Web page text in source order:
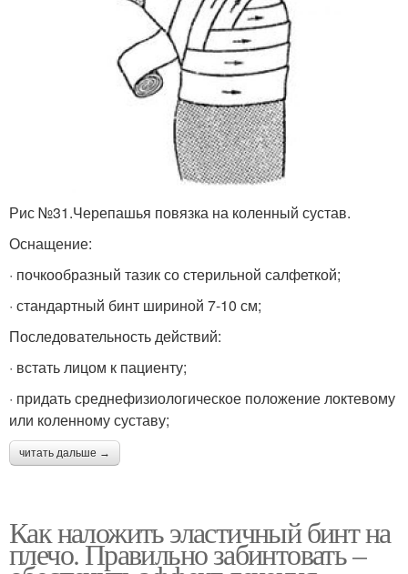
Рис №31.Черепашья повязка на коленный сустав.
Оснащение:
· почкообразный тазик со стерильной салфеткой;
· стандартный бинт шириной 7-10 см;
Последовательность действий:
· встать лицом к пациенту;
· придать среднефизиологическое положение локтевому
или коленному суставу;
читать дальше →
Как наложить эластичный бинт на
плечо. Правильно забинтовать –